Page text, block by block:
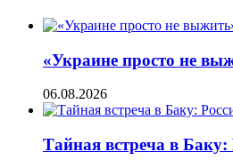
«Украине просто не
06.08.2026
Тайная встреча в